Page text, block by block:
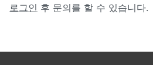
로그인 후 문의를 할 수 있습니다.